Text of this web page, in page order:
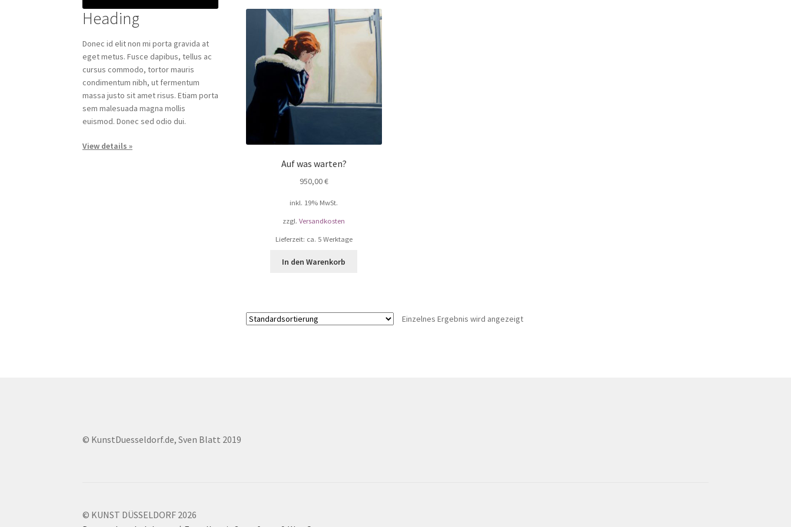
Auf was warten?
950,00€
inkl. 19% MwSt.
zzgl.Versandkosten
Lieferzeit: ca. 5 Werktage
In den Warenkorb
Einzelnes Ergebnis wird angezeigt
Heading
Donec id elit non mi porta gravida at
eget metus. Fusce dapibus, tellus ac
cursus commodo, tortor mauris
condimentum nibh, ut fermentum
massa justo sit amet risus. Etiam porta
sem malesuada magna mollis
euismod. Donec sed odio dui.
View details »
© KunstDuesseldorf.de, Sven Blatt 2019
© KUNST DÜSSELDORF 2026